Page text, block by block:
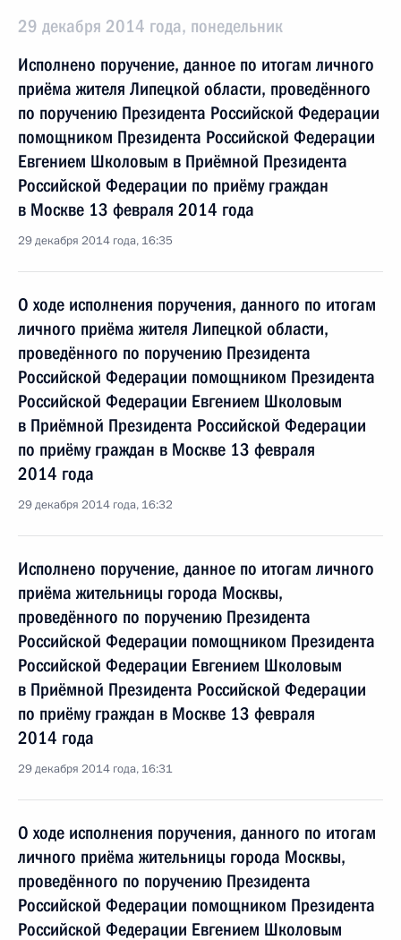
29 декабря 2014 года, понедельник
Исполнено поручение, данное по итогам личного
приёма жителя Липецкой области, проведённого
по поручению Президента Российской Федерации
помощником Президента Российской Федерации
Евгением Школовым в Приёмной Президента
Российской Федерации по приёму граждан
в Москве 13 февраля 2014 года
29 декабря 2014 года, 16:35
О ходе исполнения поручения, данного по итогам
личного приёма жителя Липецкой области,
проведённого по поручению Президента
Российской Федерации помощником Президента
Российской Федерации Евгением Школовым
в Приёмной Президента Российской Федерации
по приёму граждан в Москве 13 февраля
2014 года
29 декабря 2014 года, 16:32
Исполнено поручение, данное по итогам личного
приёма жительницы города Москвы,
проведённого по поручению Президента
Российской Федерации помощником Президента
Российской Федерации Евгением Школовым
в Приёмной Президента Российской Федерации
по приёму граждан в Москве 13 февраля
2014 года
29 декабря 2014 года, 16:31
О ходе исполнения поручения, данного по итогам
личного приёма жительницы города Москвы,
проведённого по поручению Президента
Российской Федерации помощником Президента
Российской Федерации Евгением Школовым